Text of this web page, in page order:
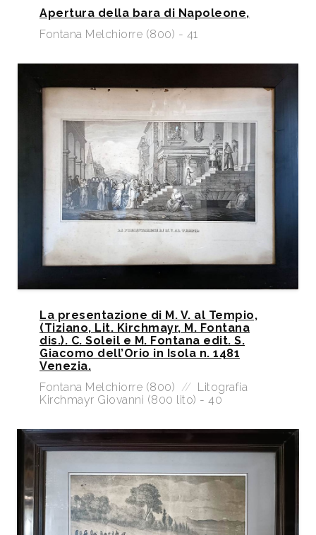
Apertura della bara di Napoleone,
Fontana Melchiorre (800) - 41
La presentazione di M. V. al Tempio,
(Tiziano, Lit. Kirchmayr, M. Fontana
dis.). C. Soleil e M. Fontana edit. S.
Giacomo dell’Orio in Isola n. 1481
Venezia.
Fontana Melchiorre (800) // Litografia
Kirchmayr Giovanni (800 lito) - 40